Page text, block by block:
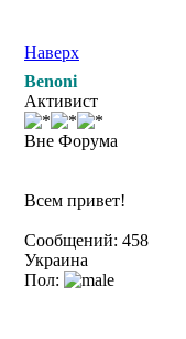
Наверх
Benoni
Активист
Вне Форума
Всем привет!
Сообщений: 458
Украина
Пол: